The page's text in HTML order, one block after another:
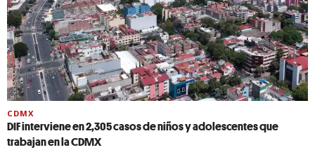
CDMX
DIF interviene en 2,305 casos de niños y adolescentes que
trabajan en la CDMX